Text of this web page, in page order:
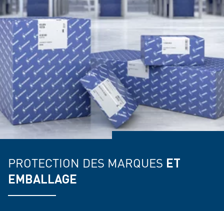
PROTECTION DES MARQUES ET
EMBALLAGE